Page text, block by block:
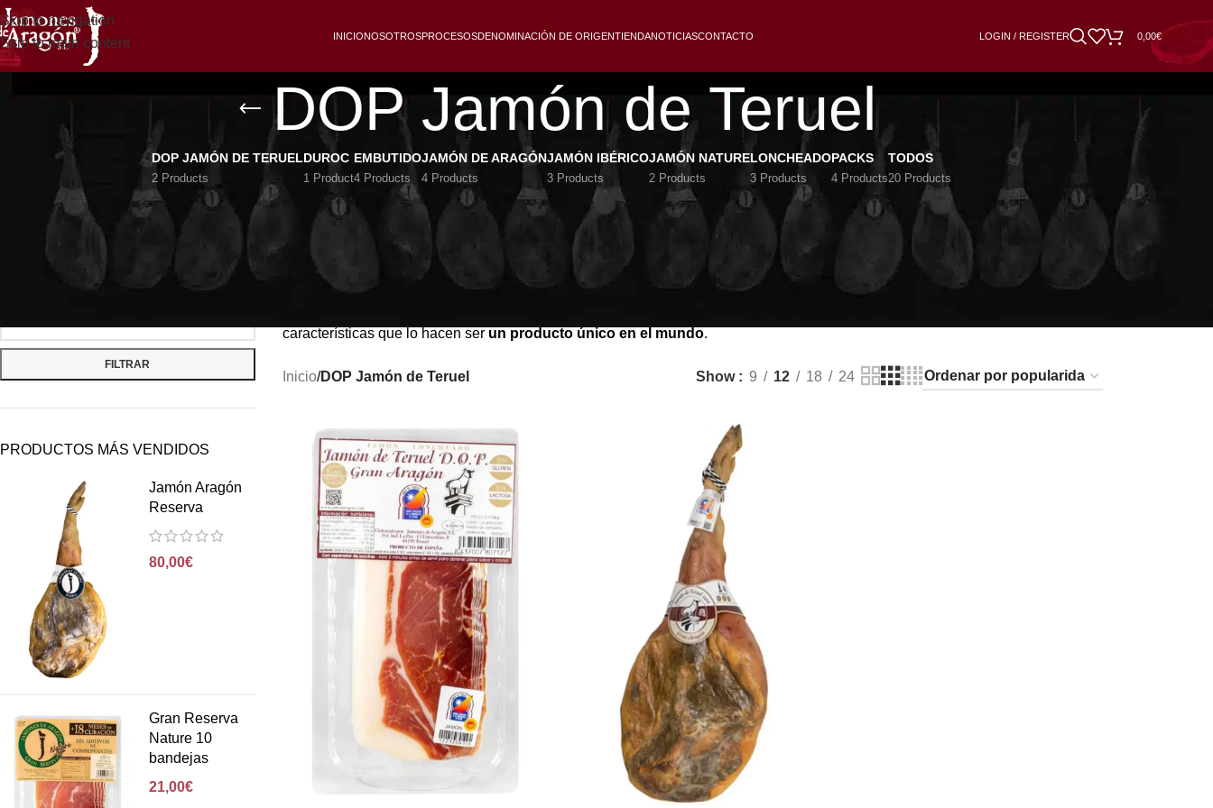
Skip to navigation
Skip to main content
INICIONOSOTROSPROCESOSDENOMINACIÓN DE ORIGENTIENDANOTICIASCONTACTO LOGIN / REGISTER 0,00€
DOP Jamón de Teruel
DOP JAMÓN DE TERUEL
2 Products
DUROC
1 Product
EMBUTIDO
4 Products
JAMÓN DE ARAGÓN
4 Products
JAMÓN IBÉRICO
3 Products
JAMÓN NATURE
2 Products
LONCHEADO
3 Products
PACKS
4 Products
TODOS
20 Products
FILTRAR POR PRECIO
FILTRAR
PRODUCTOS MÁS VENDIDOS
Jamón Aragón
Reserva
80,00€
Gran Reserva
Nature 10
bandejas
21,00€
Una Denominación de Origen (D.O.) indica la procedencia de un producto
y avala su calidad. La Denominación de Origen de
jamón de cerdo blanco de España
. Todos los jamones de Teruel llevan la pata, y tienen un peso sobre
los 8 kg, y nunca inferior a 7 kg.
Nosotros salamos el jamón manualmente
, uno a uno, de forma totalmente artesanal. La curación se realiza en naves
características que lo hacen ser un producto único en el mundo.
Inicio/DOP Jamón de Teruel Show 9 12 18 24